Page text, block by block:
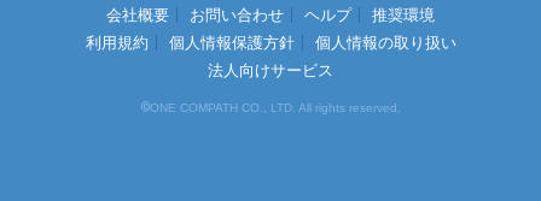
会社概要
お問い合わせ ヘルプ
推奨環境
利用規約
個人情報保護方針
個人情報の取り扱い
法人向けサービス
©ONE COMPATH CO., LTD. All rights reserved.